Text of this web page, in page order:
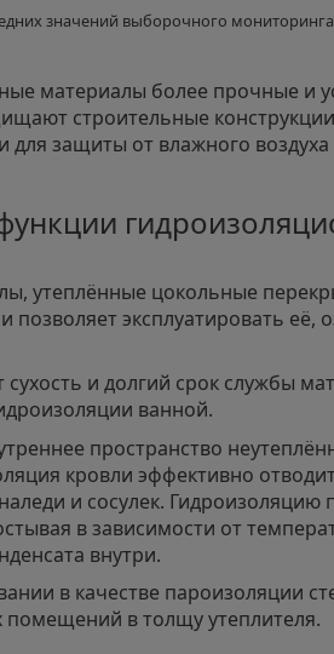
значений выборочного
материалы более прочные и
строительные
для защиты от влажного
утеплённые цокольные
позволяет эксплуатировать
и долгий срок службы
ванной.
пространство
кровли эффективно
и сосулек. Гидроизоляцию
в зависимости от
внутри.
в качестве пароизоляции
помещений в толщу утеплителя.